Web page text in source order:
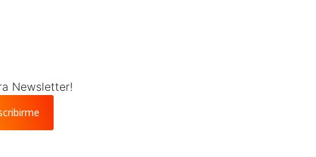
Newsletter!